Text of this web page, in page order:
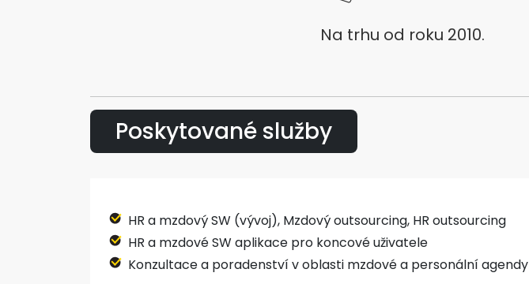
Na trhu od roku 2010.
Poskytované služby
HR a mzdový SW (vývoj), Mzdový outsourcing, HR outsourcing
HR a mzdové SW aplikace pro koncové uživatele
Konzultace a poradenství v oblasti mzdové a personální agendy